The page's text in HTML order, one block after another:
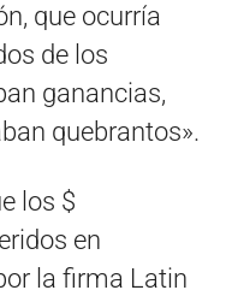
que ocurría
de los
ganancias,
quebrantos».
los $
en
la firma Latin